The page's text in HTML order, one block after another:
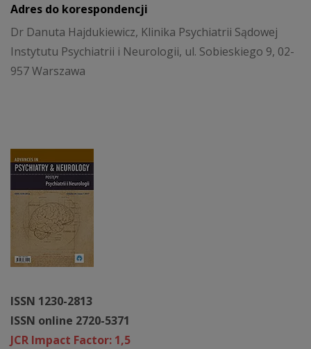
ISSN 1230-2813
ISSN online 2720-5371
JCR Impact Factor: 1,5
Adres do korespondencji
Dr Danuta Hajdukiewicz, Klinika Psychiatrii Sądowej
Instytutu Psychiatrii i Neurologii, ul. Sobieskiego 9, 02-
957 Warszawa